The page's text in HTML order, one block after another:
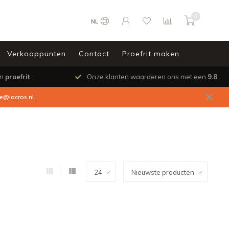
NL
0
Verkooppunten Contact Proefrit maken
proefrit Onze klanten waarderen ons met een 9.8
.